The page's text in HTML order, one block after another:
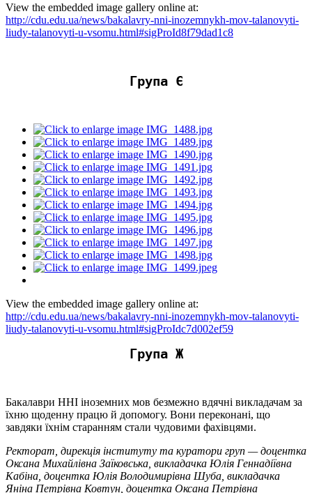
View the embedded image gallery online at:
http://cdu.edu.ua/news/bakalavry-nni-inozemnykh-mov-talanovyti-
liudy-talanovyti-u-vsomu.html#sigProId8f79dad1c8
Група Є
View the embedded image gallery online at:
http://cdu.edu.ua/news/bakalavry-nni-inozemnykh-mov-talanovyti-
liudy-talanovyti-u-vsomu.html#sigProIdc7d002ef59
Група Ж
Бакалаври ННІ іноземних мов безмежно вдячні викладачам за
їхню щоденну працю й допомогу. Вони переконані, що
завдяки їхнім старанням стали чудовими фахівцями.
Ректорат, дирекція інституту та куратори груп — доцентка
Оксана Михайлівна Заїковська, викладачка Юлія Геннадіївна
Кабіна, доцентка Юлія Володимирівна Шуба, викладачка
Яніна Петрівна Ковтун, доцентка Оксана Петрівна